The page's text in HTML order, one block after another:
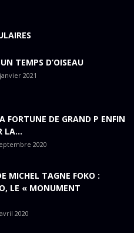
TEMPS D’OISEAU
2021
FORTUNE DE GRAND P ENFIN
LA...
2020
MICHEL TAGNE FOKO :
LE « MONUMENT
2020